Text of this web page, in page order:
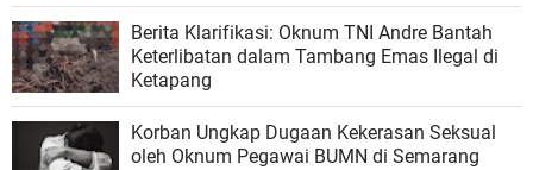
Berita Klarifikasi: Oknum TNI Andre Bantah
Keterlibatan dalam Tambang Emas Ilegal di
Ketapang
Korban Ungkap Dugaan Kekerasan Seksual
oleh Oknum Pegawai BUMN di Semarang